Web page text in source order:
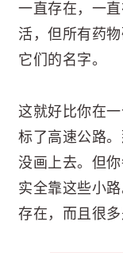
一直存在，一
活，但所有药
它们的名字。
这就好比你在
标了高速公路
没画上去。但
实全靠这些小
存在，而且很多